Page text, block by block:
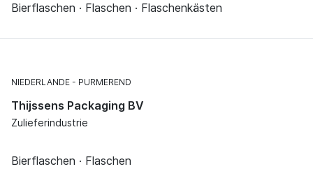
Bierflaschen · Flaschen · Flaschenkästen
NIEDERLANDE PURMEREND
Thijssens Packaging BV
Zulieferindustrie
Bierflaschen · Flaschen